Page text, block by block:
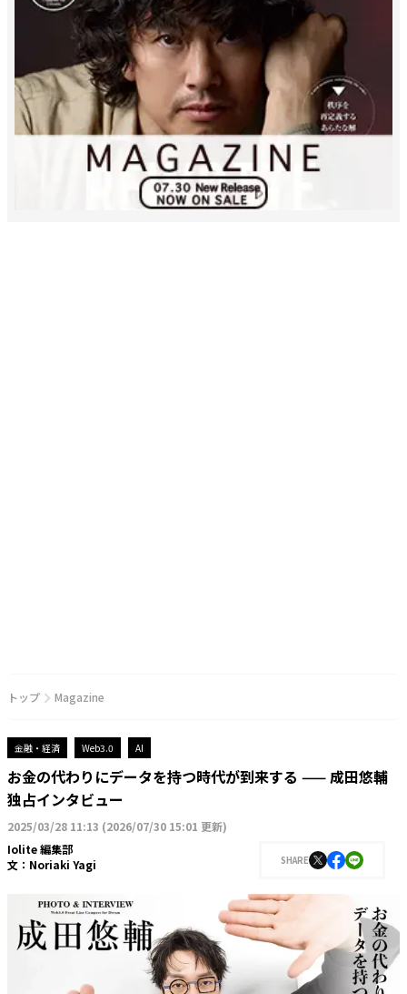
トップ Magazine
金融・経済 Web3.0 AI
お金の代わりにデータを持つ時代が到来する —— 成田悠輔
独占インタビュー
2025/03/28 11:13 (2026/07/30 15:01 更新)
Iolite 編集部
文： Noriaki Yagi SHARE